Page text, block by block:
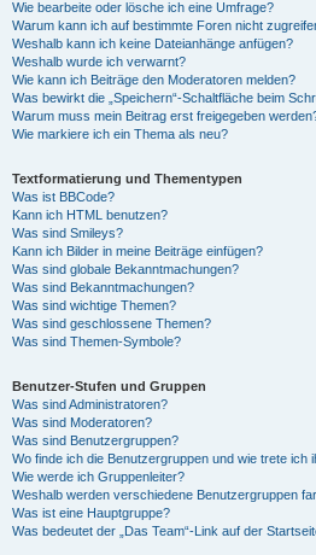
Wie bearbeite oder lösche ich eine Umfrage?
Warum kann ich auf bestimmte Foren nicht
Weshalb kann ich keine Dateianhänge anfügen?
Weshalb wurde ich verwarnt?
Wie kann ich Beiträge den Moderatoren melden?
Was bewirkt die „Speichern“-Schaltfläche beim
Warum muss mein Beitrag erst freigegeben
Wie markiere ich ein Thema als neu?
Textformatierung und Thementypen
Was ist BBCode?
Kann ich HTML benutzen?
Was sind Smileys?
Kann ich Bilder in meine Beiträge einfügen?
Was sind globale Bekanntmachungen?
Was sind Bekanntmachungen?
Was sind wichtige Themen?
Was sind geschlossene Themen?
Was sind Themen-Symbole?
Benutzer-Stufen und Gruppen
Was sind Administratoren?
Was sind Moderatoren?
Was sind Benutzergruppen?
Wo finde ich die Benutzergruppen und wie trete ich
Wie werde ich Gruppenleiter?
Weshalb werden verschiedene Benutzergruppen
Was ist eine Hauptgruppe?
Was bedeutet der „Das Team“-Link auf der